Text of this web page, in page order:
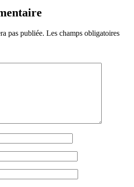
pas publiée. Les champs obligatoires